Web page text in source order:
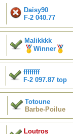
Daisy90
F-2 040.77
Malikkkk
Winner
ffffffff
F-2 097.87 top
Totoune
Barbe-Poilue
Loutros